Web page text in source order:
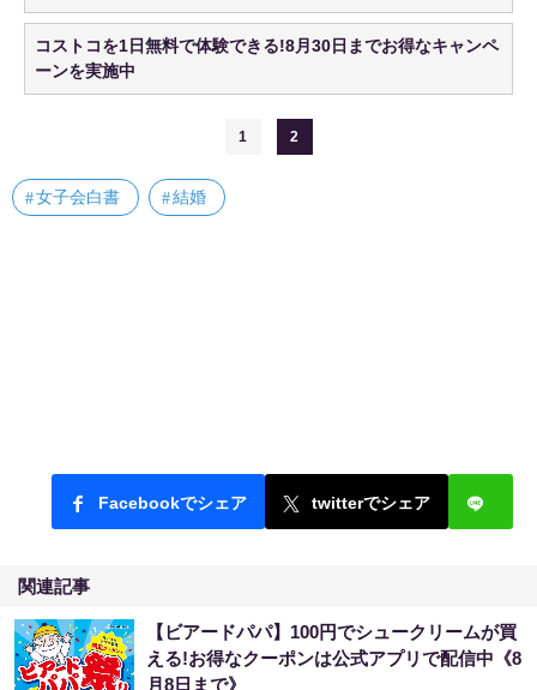
コストコを1日無料で体験できる!8月30日までお得なキャンペ
ーンを実施中
1 2
女子会白書 結婚
Facebookでシェア twitterでシェア
関連記事
【ビアードパパ】100円でシュークリームが買
える!お得なクーポンは公式アプリで配信中《8
月8日まで》